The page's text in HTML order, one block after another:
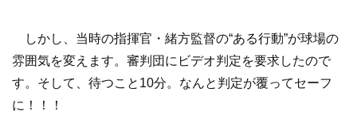
しかし、当時の指揮官・緒方監督の“ある行動”が球場の
雰囲気を変えます。審判団にビデオ判定を要求したので
す。そして、待つこと10分。なんと判定が覆ってセーフ
に！！！